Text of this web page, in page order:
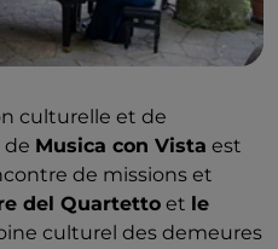
culturelle et de
de Musica con Vista est
de missions et
del Quartetto et le
culturel des demeures